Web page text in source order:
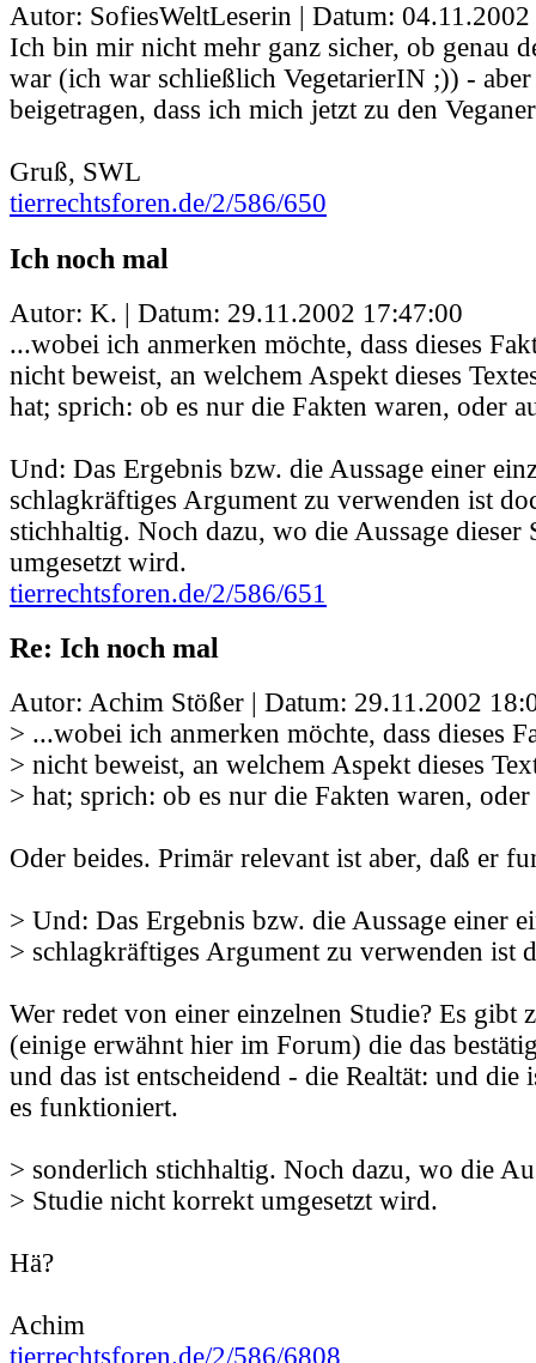
Autor: SofiesWeltLeserin | Datum:
Ich bin mir nicht mehr ganz sicher, ob genau
war (ich war schließlich VegetarierIN ;)) - aber
beigetragen, dass ich mich jetzt zu den
Gruß, SWL
tierrechtsforen.de/2/586/650
Ich noch mal
Autor: K. | Datum: 29.11.2002 17:47:00
...wobei ich anmerken möchte, dass dieses
nicht beweist, an welchem Aspekt dieses
hat; sprich: ob es nur die Fakten waren, oder
Und: Das Ergebnis bzw. die Aussage einer
schlagkräftiges Argument zu verwenden ist
stichhaltig. Noch dazu, wo die Aussage
umgesetzt wird.
tierrechtsforen.de/2/586/651
Re: Ich noch mal
Autor: Achim Stößer | Datum: 29.11.2002
> ...wobei ich anmerken möchte, dass dieses
> nicht beweist, an welchem Aspekt dieses
> hat; sprich: ob es nur die Fakten waren,
Oder beides. Primär relevant ist aber, daß er
> Und: Das Ergebnis bzw. die Aussage einer
> schlagkräftiges Argument zu verwenden ist
Wer redet von einer einzelnen Studie? Es gibt
(einige erwähnt hier im Forum) die das
und das ist entscheidend - die Realtät: und die
es funktioniert.
> sonderlich stichhaltig. Noch dazu, wo die
> Studie nicht korrekt umgesetzt wird.
Hä?
Achim
tierrechtsforen.de/2/586/6808